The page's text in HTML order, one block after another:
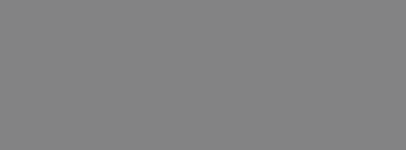
προκειμένου να
σχετικά με
τους.
μεταξύ ανθρώπων
είναι επωφελές
προκειμένου να
τους.